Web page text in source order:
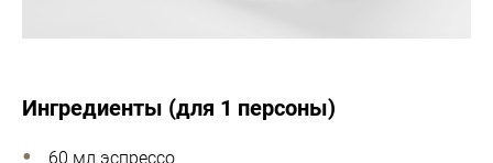
Ингредиенты (для 1 персоны)
60 мл эспрессо